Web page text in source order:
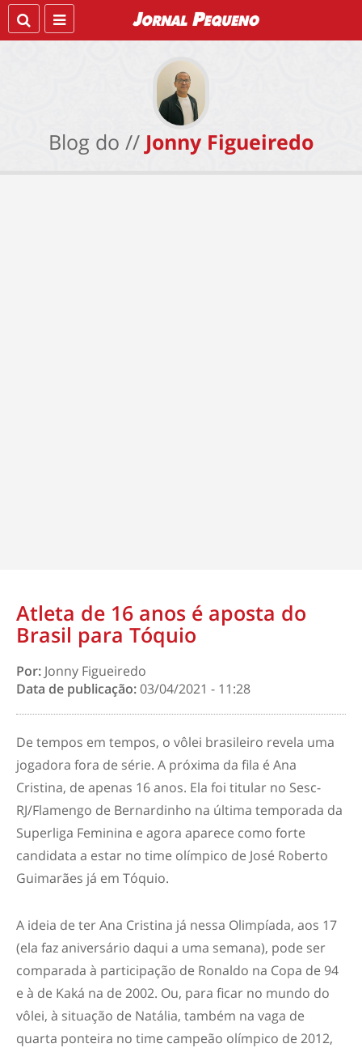
Blog do // Jonny Figueiredo
Atleta de 16 anos é aposta do
Brasil para Tóquio
Por: Jonny Figueiredo
Data de publicação:03/04/2021 - 11:28
De tempos em tempos, o vôlei brasileiro revela uma
jogadora fora de série. A próxima da fila é Ana
Cristina, de apenas 16 anos. Ela foi titular no Sesc-
RJ/Flamengo de Bernardinho na última temporada da
Superliga Feminina e agora aparece como forte
candidata a estar no time olímpico de José Roberto
Guimarães já em Tóquio.
A ideia de ter Ana Cristina já nessa Olimpíada, aos 17
(ela faz aniversário daqui a uma semana), pode ser
comparada à participação de Ronaldo na Copa de 94
e à de Kaká na de 2002. Ou, para ficar no mundo do
vôlei, à situação de Natália, também na vaga de
quarta ponteira no time campeão olímpico de 2012,